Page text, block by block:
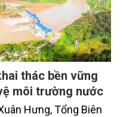
thác bền vững
môi trường nước
Hưng, Tổng Biên